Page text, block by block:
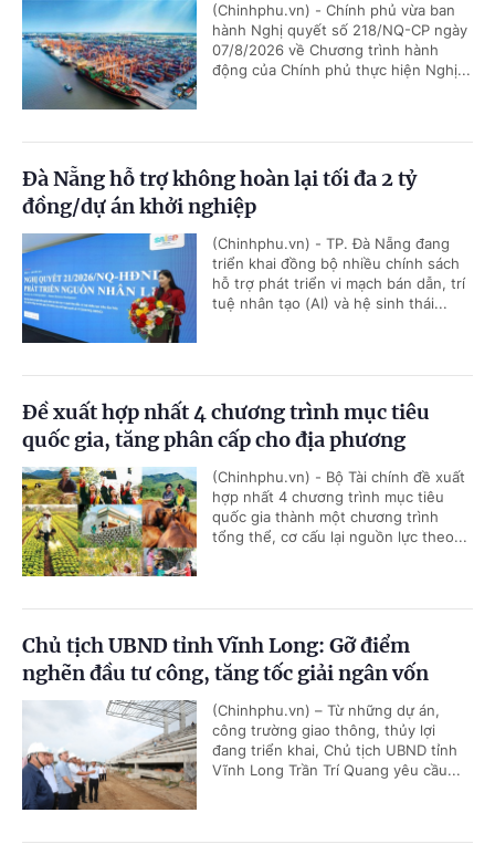
(Chinhphu.vn) - Chính phủ vừa ban
hành Nghị quyết số 218/NQ-CP ngày
07/8/2026 về Chương trình hành
động của Chính phủ thực hiện Nghị...
Đà Nẵng hỗ trợ không hoàn lại tối đa 2 tỷ
đồng/dự án khởi nghiệp
(Chinhphu.vn) - TP. Đà Nẵng đang
triển khai đồng bộ nhiều chính sách
hỗ trợ phát triển vi mạch bán dẫn, trí
tuệ nhân tạo (AI) và hệ sinh thái...
Đề xuất hợp nhất 4 chương trình mục tiêu
quốc gia, tăng phân cấp cho địa phương
(Chinhphu.vn) - Bộ Tài chính đề xuất
hợp nhất 4 chương trình mục tiêu
quốc gia thành một chương trình
tổng thể, cơ cấu lại nguồn lực theo...
Chủ tịch UBND tỉnh Vĩnh Long: Gỡ điểm
nghẽn đầu tư công, tăng tốc giải ngân vốn
(Chinhphu.vn) – Từ những dự án,
công trường giao thông, thủy lợi
đang triển khai, Chủ tịch UBND tỉnh
Vĩnh Long Trần Trí Quang yêu cầu...